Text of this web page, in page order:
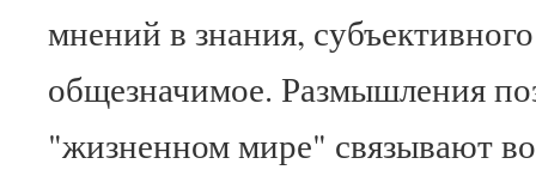
мнений в знания,
общезначимое. Размышления
"жизненном мире" связывают